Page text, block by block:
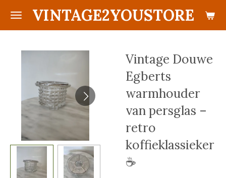
Ga
VINTAGE2YOUSTORE
Vintage Douwe
Egberts
warmhouder
van persglas –
retro
koffieklassieker
☕